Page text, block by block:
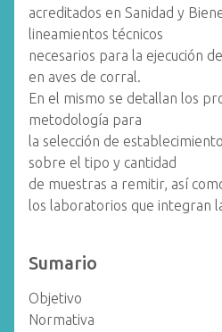
acreditados en Sanidad y
lineamientos técnicos
necesarios para la ejecución
en aves de corral.
En el mismo se detallan los
metodología para
la selección de
sobre el tipo y cantidad
de muestras a remitir, así
los laboratorios que integran
Sumario
Objetivo
Normativa